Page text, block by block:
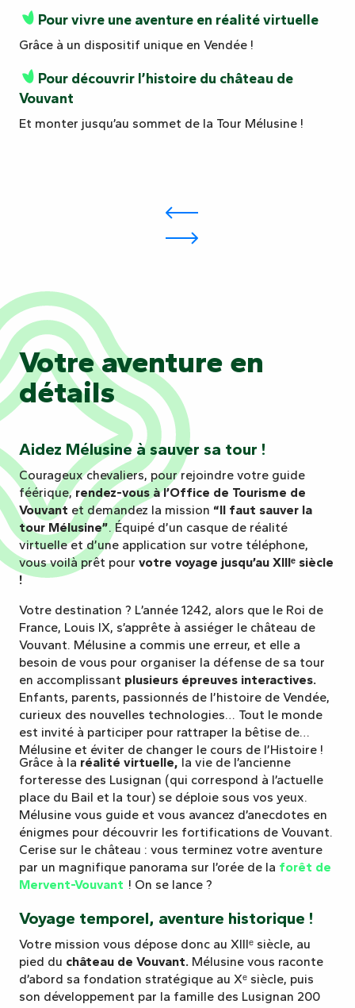
Pour vivre une aventure en réalité virtuelle
Grâce à un dispositif unique en Vendée !
Pour découvrir l’histoire du château de
Vouvant
Et monter jusqu’au sommet de la Tour Mélusine !
Votre aventure en
détails
Aidez Mélusine à sauver sa tour !
Courageux chevaliers, pour rejoindre votre guide
féérique,rendez-vous à l’Office de Tourisme de
Vouvant et demandez la mission “Il faut sauver la
tour Mélusine”. Équipé d’un casque de réalité
virtuelle et d’une application sur votre téléphone,
vous voilà prêt pour votre voyage jusqu’au XIIIᵉ siècle
!
Votre destination ? L’année 1242, alors que le Roi de
France, Louis IX, s’apprête à assiéger le château de
Vouvant. Mélusine a commis une erreur, et elle a
besoin de vous pour organiser la défense de sa tour
en accomplissant plusieurs épreuves interactives.
Enfants, parents, passionnés de l’histoire de Vendée,
curieux des nouvelles technologies… Tout le monde
est invité à participer pour rattraper la bêtise de
Mélusine et éviter de changer le cours de l’Histoire !
Grâce à la réalité virtuelle, la vie de l’ancienne
forteresse des Lusignan (qui correspond à l’actuelle
place du Bail et la tour) se déploie sous vos yeux.
Mélusine vous guide et vous avancez d’anecdotes en
énigmes pour découvrir les fortifications de Vouvant.
Cerise sur le château : vous terminez votre aventure
par un magnifique panorama sur l’orée de la forêt de
Mervent-Vouvant ! On se lance ?
Voyage temporel, aventure historique !
Votre mission vous dépose donc au XIIIᵉ siècle, au
pied du château de Vouvant. Mélusine vous raconte
d’abord sa fondation stratégique au Xᵉ siècle, puis
son développement par la famille des Lusignan 200